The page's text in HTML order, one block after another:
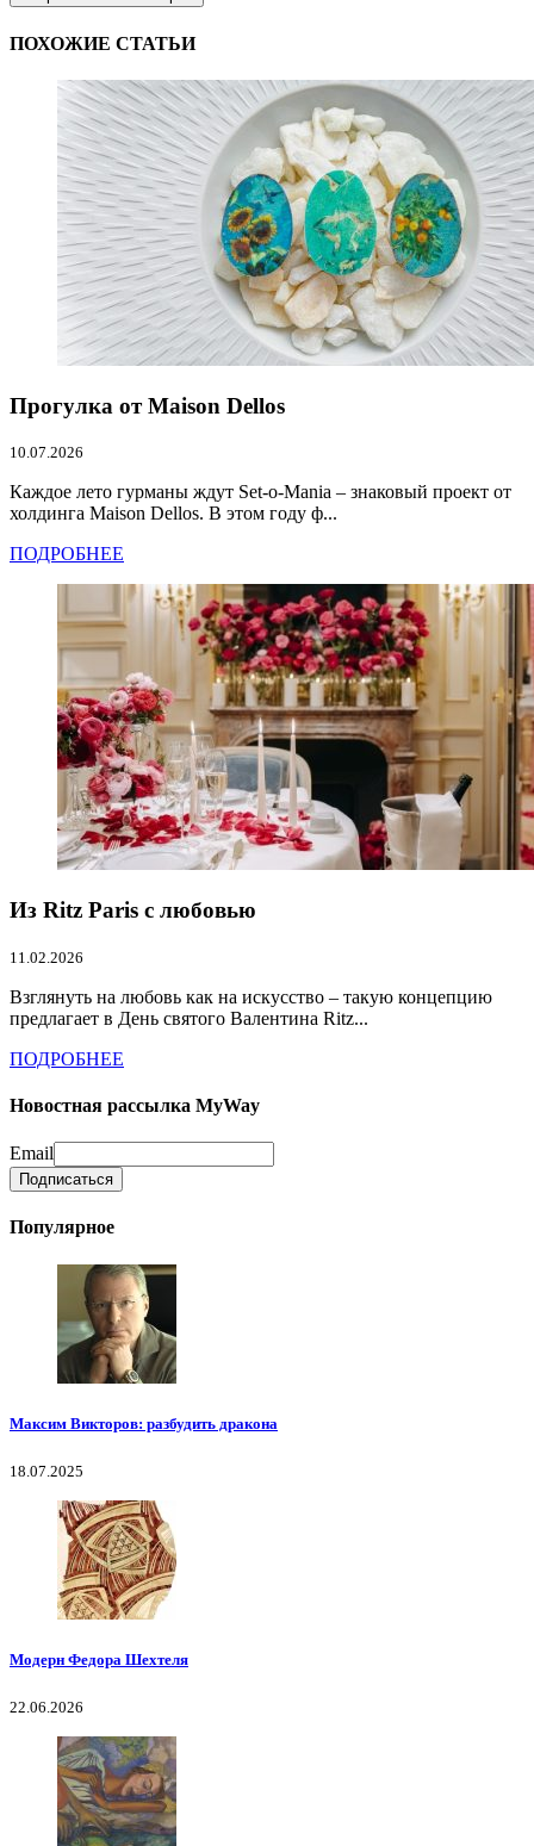
ПОХОЖИЕ СТАТЬИ
Прогулка от Maison Dellos
10.07.2026
Каждое лето гурманы ждут Set-o-Mania – знаковый проект от
холдинга Maison Dellos. В этом году ф...
ПОДРОБНЕЕ
Из Ritz Paris с любовью
11.02.2026
Взглянуть на любовь как на искусство – такую концепцию
предлагает в День святого Валентина Ritz...
ПОДРОБНЕЕ
Новостная рассылка MyWay
Email
Популярное
Максим Викторов: разбудить дракона
18.07.2025
Модерн Федора Шехтеля
22.06.2026